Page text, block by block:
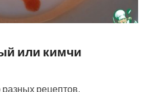
или кимчи
рецептов,